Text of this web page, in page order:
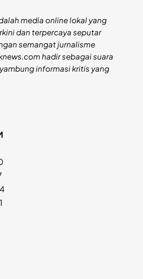
media online lokal yang
dan terpercaya seputar
semangat jurnalisme
hadir sebagai suara
informasi kritis yang